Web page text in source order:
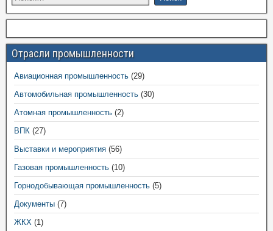
Отрасли промышленности
Авиационная промышленность (29)
Автомобильная промышленность (30)
Атомная промышленность (2)
ВПК (27)
Выставки и мероприятия (56)
Газовая промышленность (10)
Горнодобывающая промышленность (5)
Документы (7)
ЖКХ (1)